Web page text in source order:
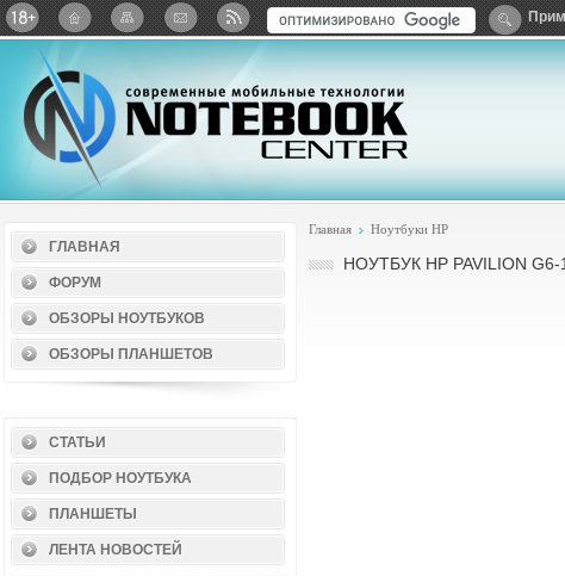
Twitter ВКонтактеGoogle+Яндекс: Каталог виджетов
ГЛАВНАЯ
ФОРУМ
ОБЗОРЫ НОУТБУКОВ
ОБЗОРЫ ПЛАНШЕТОВ
СТАТЬИ
ПОДБОР НОУТБУКА
ПЛАНШЕТЫ
ЛЕНТА НОВОСТЕЙ
Главная Ноутбуки HP
НОУТБУК HP PAVILION G6-